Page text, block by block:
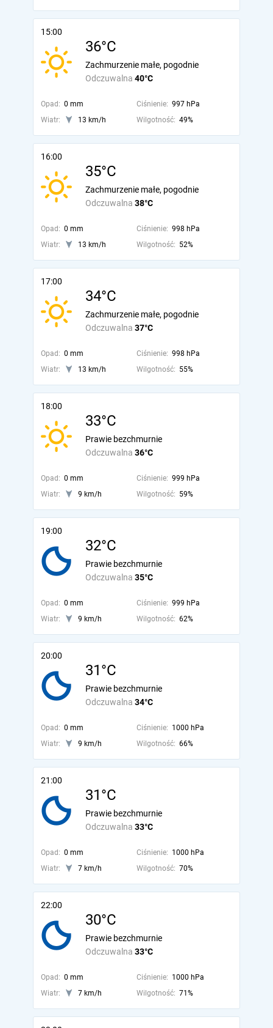
15:00
36°C
Odczuwalna 40°C
Zachmurzenie małe, pogodnie
Opad: 0 mm Ciśnienie: 997 hPa
Wiatr:
13 km/h Wilgotność: 49%
16:00
35°C
Odczuwalna 38°C
Zachmurzenie małe, pogodnie
Opad: 0 mm Ciśnienie: 998 hPa
Wiatr:
13 km/h Wilgotność: 52%
17:00
34°C
Odczuwalna 37°C
Zachmurzenie małe, pogodnie
Opad: 0 mm Ciśnienie: 998 hPa
Wiatr:
13 km/h Wilgotność: 55%
18:00
33°C
Odczuwalna 36°C
Prawie bezchmurnie
Opad: 0 mm Ciśnienie: 999 hPa
Wiatr:
9 km/h Wilgotność: 59%
19:00
32°C
Odczuwalna 35°C
Prawie bezchmurnie
Opad: 0 mm Ciśnienie: 999 hPa
Wiatr:
9 km/h Wilgotność: 62%
20:00
31°C
Odczuwalna 34°C
Prawie bezchmurnie
Opad: 0 mm Ciśnienie: 1000 hPa
Wiatr:
9 km/h Wilgotność: 66%
21:00
31°C
Odczuwalna 33°C
Prawie bezchmurnie
Opad: 0 mm Ciśnienie: 1000 hPa
Wiatr:
7 km/h Wilgotność: 70%
22:00
30°C
Odczuwalna 33°C
Prawie bezchmurnie
Opad: 0 mm Ciśnienie: 1000 hPa
Wiatr:
7 km/h Wilgotność: 71%